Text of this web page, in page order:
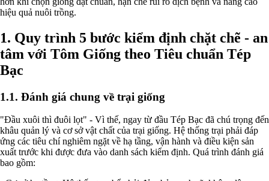
hiệu quả nuôi trồng.
1. Quy trình 5 bước kiểm định chặt chẽ - an
tâm với Tôm Giống theo Tiêu chuẩn Tép
Bạc
1.1. Đánh giá chung về trại giống
"Đầu xuôi thì đuôi lọt" - Vì thế, ngay từ đầu Tép Bạc đã chú trọng đến
khâu quản lý và cơ sở vật chất của trại giống. Hệ thống trại phải đáp
ứng các tiêu chí nghiêm ngặt về hạ tầng, vận hành và điều kiện sản
xuất trước khi được đưa vào danh sách kiểm định. Quá trình đánh giá
bao gồm: